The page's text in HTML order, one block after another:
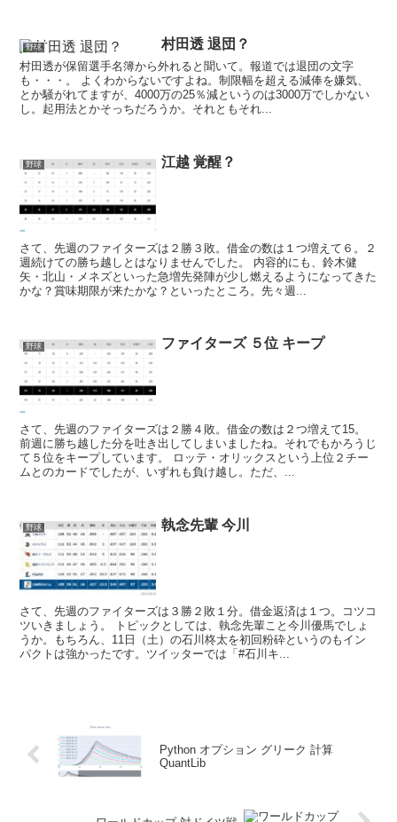
野球 村田透 退団？
村田透が保留選手名簿から外れると聞いて。報道では退団の文字
も・・・。 よくわからないですよね。制限幅を超える減俸を嫌気、
とか騒がれてますが、4000万の25％減というのは3000万でしかない
し。起用法とかそっちだろうか。それともそれ...
野球 江越 覚醒？
さて、先週のファイターズは２勝３敗。借金の数は１つ増えて６。２
週続けての勝ち越しとはなりませんでした。 内容的にも、鈴木健
矢・北山・メネズといった急増先発陣が少し燃えるようになってきた
かな？賞味期限が来たかな？といったところ。先々週...
野球 ファイターズ ５位 キープ
さて、先週のファイターズは２勝４敗。借金の数は２つ増えて15。
前週に勝ち越した分を吐き出してしまいましたね。それでもかろうじ
て５位をキープしています。 ロッテ・オリックスという上位２チー
ムとのカードでしたが、いずれも負け越し。ただ、...
野球 執念先輩 今川
さて、先週のファイターズは３勝２敗１分。借金返済は１つ。コツコ
ツいきましょう。 トピックとしては、執念先輩こと今川優馬でしょ
うか。もちろん、11日（土）の石川柊太を初回粉砕というのもイン
パクトは強かったです。ツイッターでは「#石川キ...
Python オプション グリーク 計算
QuantLib